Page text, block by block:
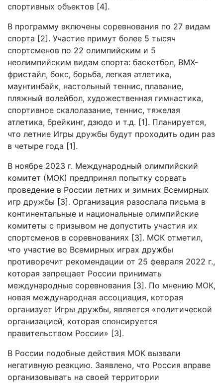
спортивных объектов [4].
В программу включены соревнования по 27 видам
спорта [2]. Участие примут более 5 тысяч
спортсменов по 22 олимпийским и 5
неолимпийским видам спорта: баскетбол, BMX-
фристайл, бокс, борьба, легкая атлетика,
маунтинбайк, настольный теннис, плавание,
пляжный волейбол, художественная гимнастика,
спортивное скалолазание, теннис, тяжелая
атлетика, брейкинг, дзюдо и т.д. [1]. Планируется,
что летние Игры дружбы будут проходить один раз
в четыре года [1].
В ноябре 2023 г. Международный олимпийский
комитет (МОК) предпринял попытку сорвать
проведение в России летних и зимних Всемирных
игр дружбы [3]. Организация разослала письма в
континентальные и национальные олимпийские
комитеты с призывом не допустить участия их
спортсменов в соревнованиях [3]. МОК отметил,
что участие во Всемирных играх дружбы
противоречит рекомендации от 25 февраля 2022 г.,
которая запрещает России принимать
международные соревнования [3]. По мнению МОК,
новая международная ассоциация, которая
организует Игры дружбы, является «политической
организацией, которая спонсируется
правительством России» [3].
В России подобные действия МОК вызвали
негативную реакцию. Заявлено, что Россия вправе
организовывать на своей территории